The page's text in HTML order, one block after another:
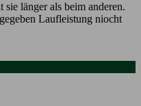
länger als beim anderen.
Laufleistung niocht